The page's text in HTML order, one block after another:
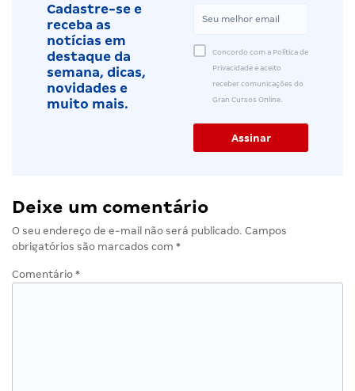
Cadastre-se e
receba as
notícias em
destaque da
semana, dicas,
novidades e
muito mais.
Concordo com a Política de
Privacidade e aceito
receber comunicações do
Gran Cursos Online.
Deixe um comentário
O seu endereço de e-mail não será publicado. Campos
obrigatórios são marcados com *
Comentário *